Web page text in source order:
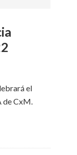
el
de CxM.